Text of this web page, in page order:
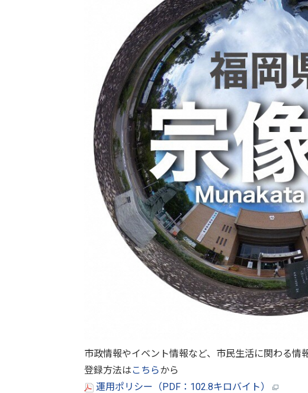
市政情報やイベント情報など、市民生活に関わる情
登録方法はこちらから
運用ポリシー（PDF：102.8キロバイト）